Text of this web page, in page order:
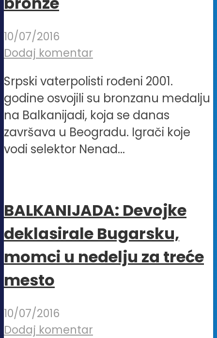
10/07/2016
Dodaj komentar
Srpski vaterpolisti rođeni 2001.
godine osvojili su bronzanu medalju
na Balkanijadi, koja se danas
završava u Beogradu. Igrači koje
vodi selektor Nenad...
BALKANIJADA: Devojke
deklasirale Bugarsku,
momci u nedelju za treće
mesto
10/07/2016
Dodaj komentar